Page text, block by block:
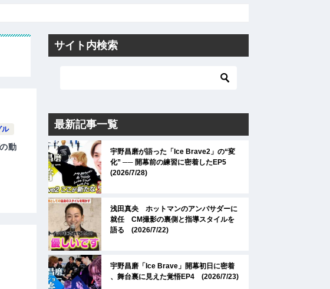
ル
動
サイト内検索
最新記事一覧
宇野昌磨が語った「Ice Brave2」の“変
化” ── 開幕前の練習に密着したEP5
(2026/7/28)
浅田真央 ホットマンのアンバサダーに
就任 CM撮影の裏側と指導スタイルを
語る (2026/7/22)
宇野昌磨「Ice Brave」開幕初日に密着
、舞台裏に見えた覚悟EP4 (2026/7/23)